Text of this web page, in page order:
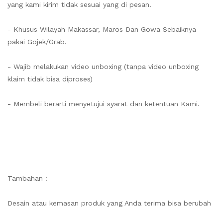
yang kami kirim tidak sesuai yang di pesan.
- Khusus Wilayah Makassar, Maros Dan Gowa Sebaiknya
pakai Gojek/Grab.
- Wajib melakukan video unboxing (tanpa video unboxing
klaim tidak bisa diproses)
- Membeli berarti menyetujui syarat dan ketentuan Kami.
Tambahan :
Desain atau kemasan produk yang Anda terima bisa berubah